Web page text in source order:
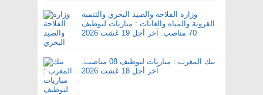
وزارة الفلاحة والصيد البحري والتنمية
القروية والمياه والغابات : مباريات لتوظيف
70 مناصب. آخر أجل 19 غشت 2026
بنك المغرب : مباريات لتوظيف 08 مناصب.
آخر أجل 18 غشت 2026